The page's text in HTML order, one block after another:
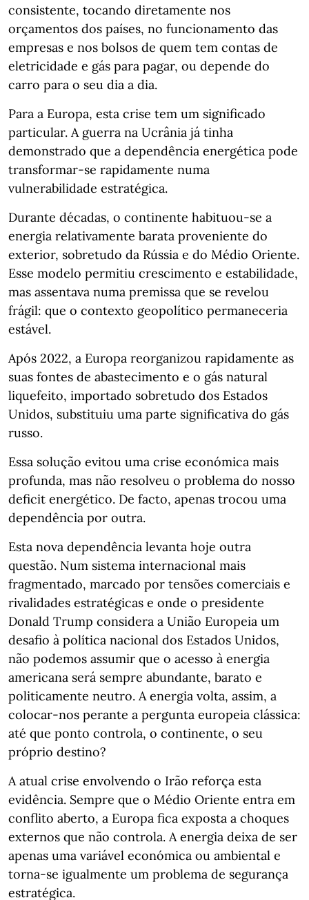
consistente, tocando diretamente nos
orçamentos dos países, no funcionamento das
empresas e nos bolsos de quem tem contas de
eletricidade e gás para pagar, ou depende do
carro para o seu dia a dia.
Para a Europa, esta crise tem um significado
particular. A guerra na Ucrânia já tinha
demonstrado que a dependência energética pode
transformar-se rapidamente numa
vulnerabilidade estratégica.
Durante décadas, o continente habituou-se a
energia relativamente barata proveniente do
exterior, sobretudo da Rússia e do Médio Oriente.
Esse modelo permitiu crescimento e estabilidade,
mas assentava numa premissa que se revelou
frágil: que o contexto geopolítico permaneceria
estável.
Após 2022, a Europa reorganizou rapidamente as
suas fontes de abastecimento e o gás natural
liquefeito, importado sobretudo dos Estados
Unidos, substituiu uma parte significativa do gás
russo.
Essa solução evitou uma crise económica mais
profunda, mas não resolveu o problema do nosso
deficit energético. De facto, apenas trocou uma
dependência por outra.
Esta nova dependência levanta hoje outra
questão. Num sistema internacional mais
fragmentado, marcado por tensões comerciais e
rivalidades estratégicas e onde o presidente
Donald Trump considera a União Europeia um
desafio à política nacional dos Estados Unidos,
não podemos assumir que o acesso à energia
americana será sempre abundante, barato e
politicamente neutro. A energia volta, assim, a
colocar-nos perante a pergunta europeia clássica:
até que ponto controla, o continente, o seu
próprio destino?
A atual crise envolvendo o Irão reforça esta
evidência. Sempre que o Médio Oriente entra em
conflito aberto, a Europa fica exposta a choques
externos que não controla. A energia deixa de ser
apenas uma variável económica ou ambiental e
torna-se igualmente um problema de segurança
estratégica.